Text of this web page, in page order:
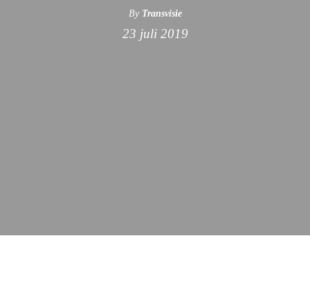
By Transvisie
23 juli 2019